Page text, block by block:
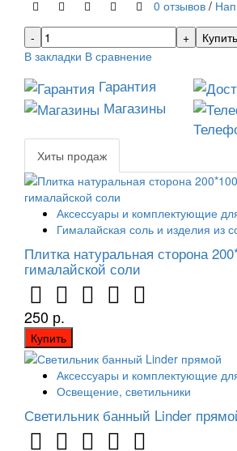
0 отзывов /
Купить
В закладки В сравнение
Гарантия
Магазины
Хиты продаж
Аксессуары и комплектующие
Гималайская соль и изделия из
Плитка натуральная сторона
гималайской соли
250 р.
Купить
Аксессуары и комплектующие
Освещение, светильники
Светильник банный Linder